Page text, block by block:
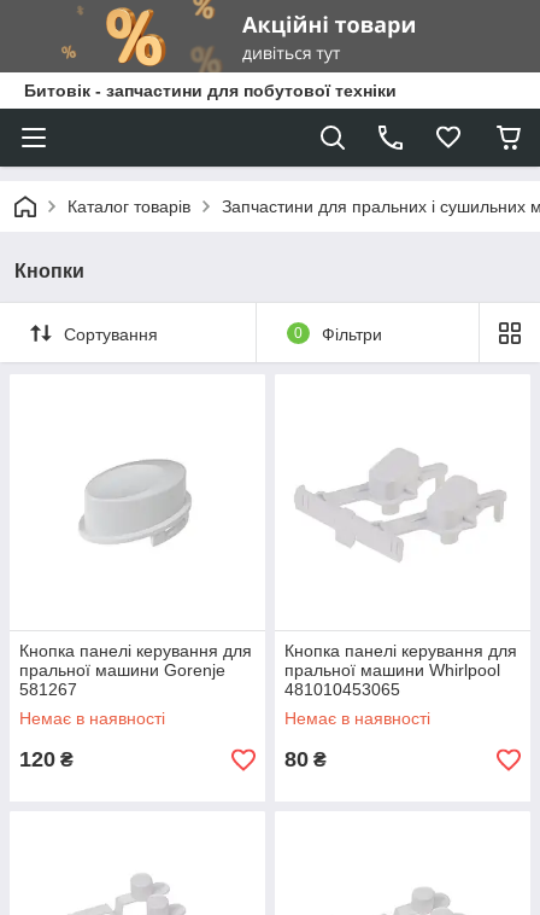
Битовік - запчастини для побутової техніки
Каталог товарів Запчастини для пральних і сушильних
Кнопки
Сортування 0 Фільтри
Кнопка панелі керування для
пральної машини Gorenje
581267
Немає в наявності
120 ₴
Кнопка панелі керування для
пральної машини Whirlpool
481010453065
Немає в наявності
80 ₴